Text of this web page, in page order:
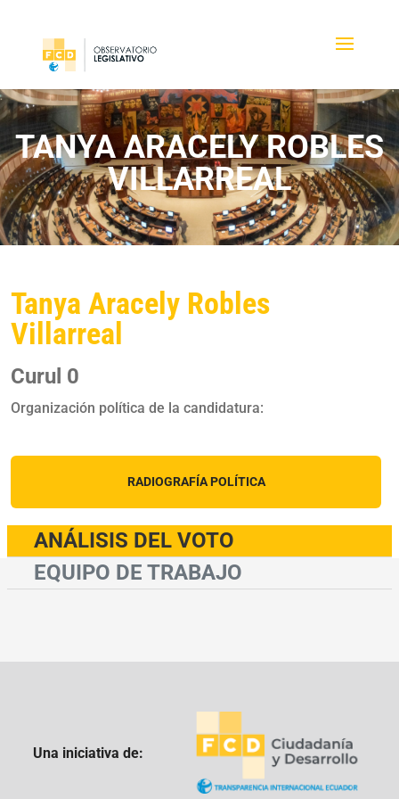
TANYA ARACELY ROBLES
VILLARREAL
Tanya Aracely Robles
Villarreal
Curul 0
Organización política de la candidatura:
RADIOGRAFÍA POLÍTICA
ANÁLISIS DEL VOTO
EQUIPO DE TRABAJO
Una iniciativa de: